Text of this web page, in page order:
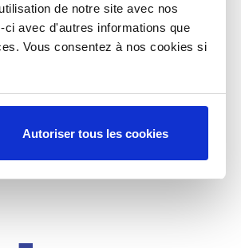
de notre site avec nos
avec d'autres informations que
Vous consentez à nos cookies si
Autoriser tous les cookies